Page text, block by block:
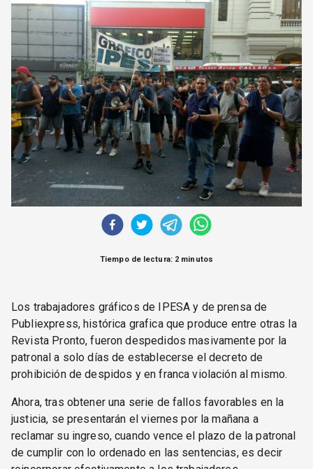
ARCHIVO
DECLARACIONES
OPINIÓN
ALTAMIRA RESPONDE
Política Obrera Revista
CONTACTO
Tiempo de lectura: 2 minutos
Los trabajadores gráficos de IPESA y de prensa de
Publiexpress, histórica grafica que produce entre otras la
Revista Pronto, fueron despedidos masivamente por la
patronal a solo días de establecerse el decreto de
prohibición de despidos y en franca violación al mismo.
Ahora, tras obtener una serie de fallos favorables en la
justicia, se presentarán el viernes por la mañana a
reclamar su ingreso, cuando vence el plazo de la patronal
de cumplir con lo ordenado en las sentencias, es decir